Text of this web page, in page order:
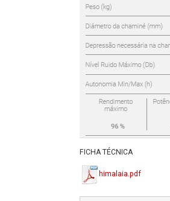
FICHA TÉCNICA
himalaia.pdf